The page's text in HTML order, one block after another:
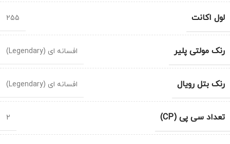
لول اکانت 255
رنک مولتی پلیر افسانه ای (Legendary)
رنک بتل رویال افسانه ای (Legendary)
تعداد سی پی (CP) 2